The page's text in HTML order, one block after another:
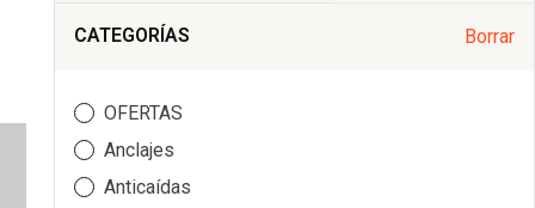
CATEGORÍAS Borrar
OFERTAS
Anclajes
Anticaídas
ENTREGA RÁPIDA